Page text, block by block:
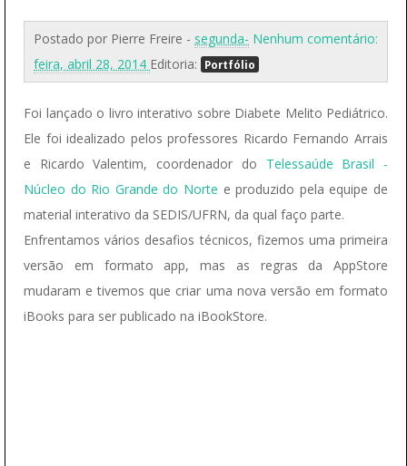
Nenhum comentário:
Postado por Pierre Freire - segunda-
feira, abril 28, 2014 Editoria: Portfólio
Foi lançado o livro interativo sobre Diabete Melito Pediátrico.
Ele foi idealizado pelos professores Ricardo Fernando Arrais
e Ricardo Valentim, coordenador do Telessaúde Brasil -
Núcleo do Rio Grande do Norte e produzido pela equipe de
material interativo da SEDIS/UFRN, da qual faço parte.
Enfrentamos vários desafios técnicos, fizemos uma primeira
versão em formato app, mas as regras da AppStore
mudaram e tivemos que criar uma nova versão em formato
iBooks para ser publicado na iBookStore.